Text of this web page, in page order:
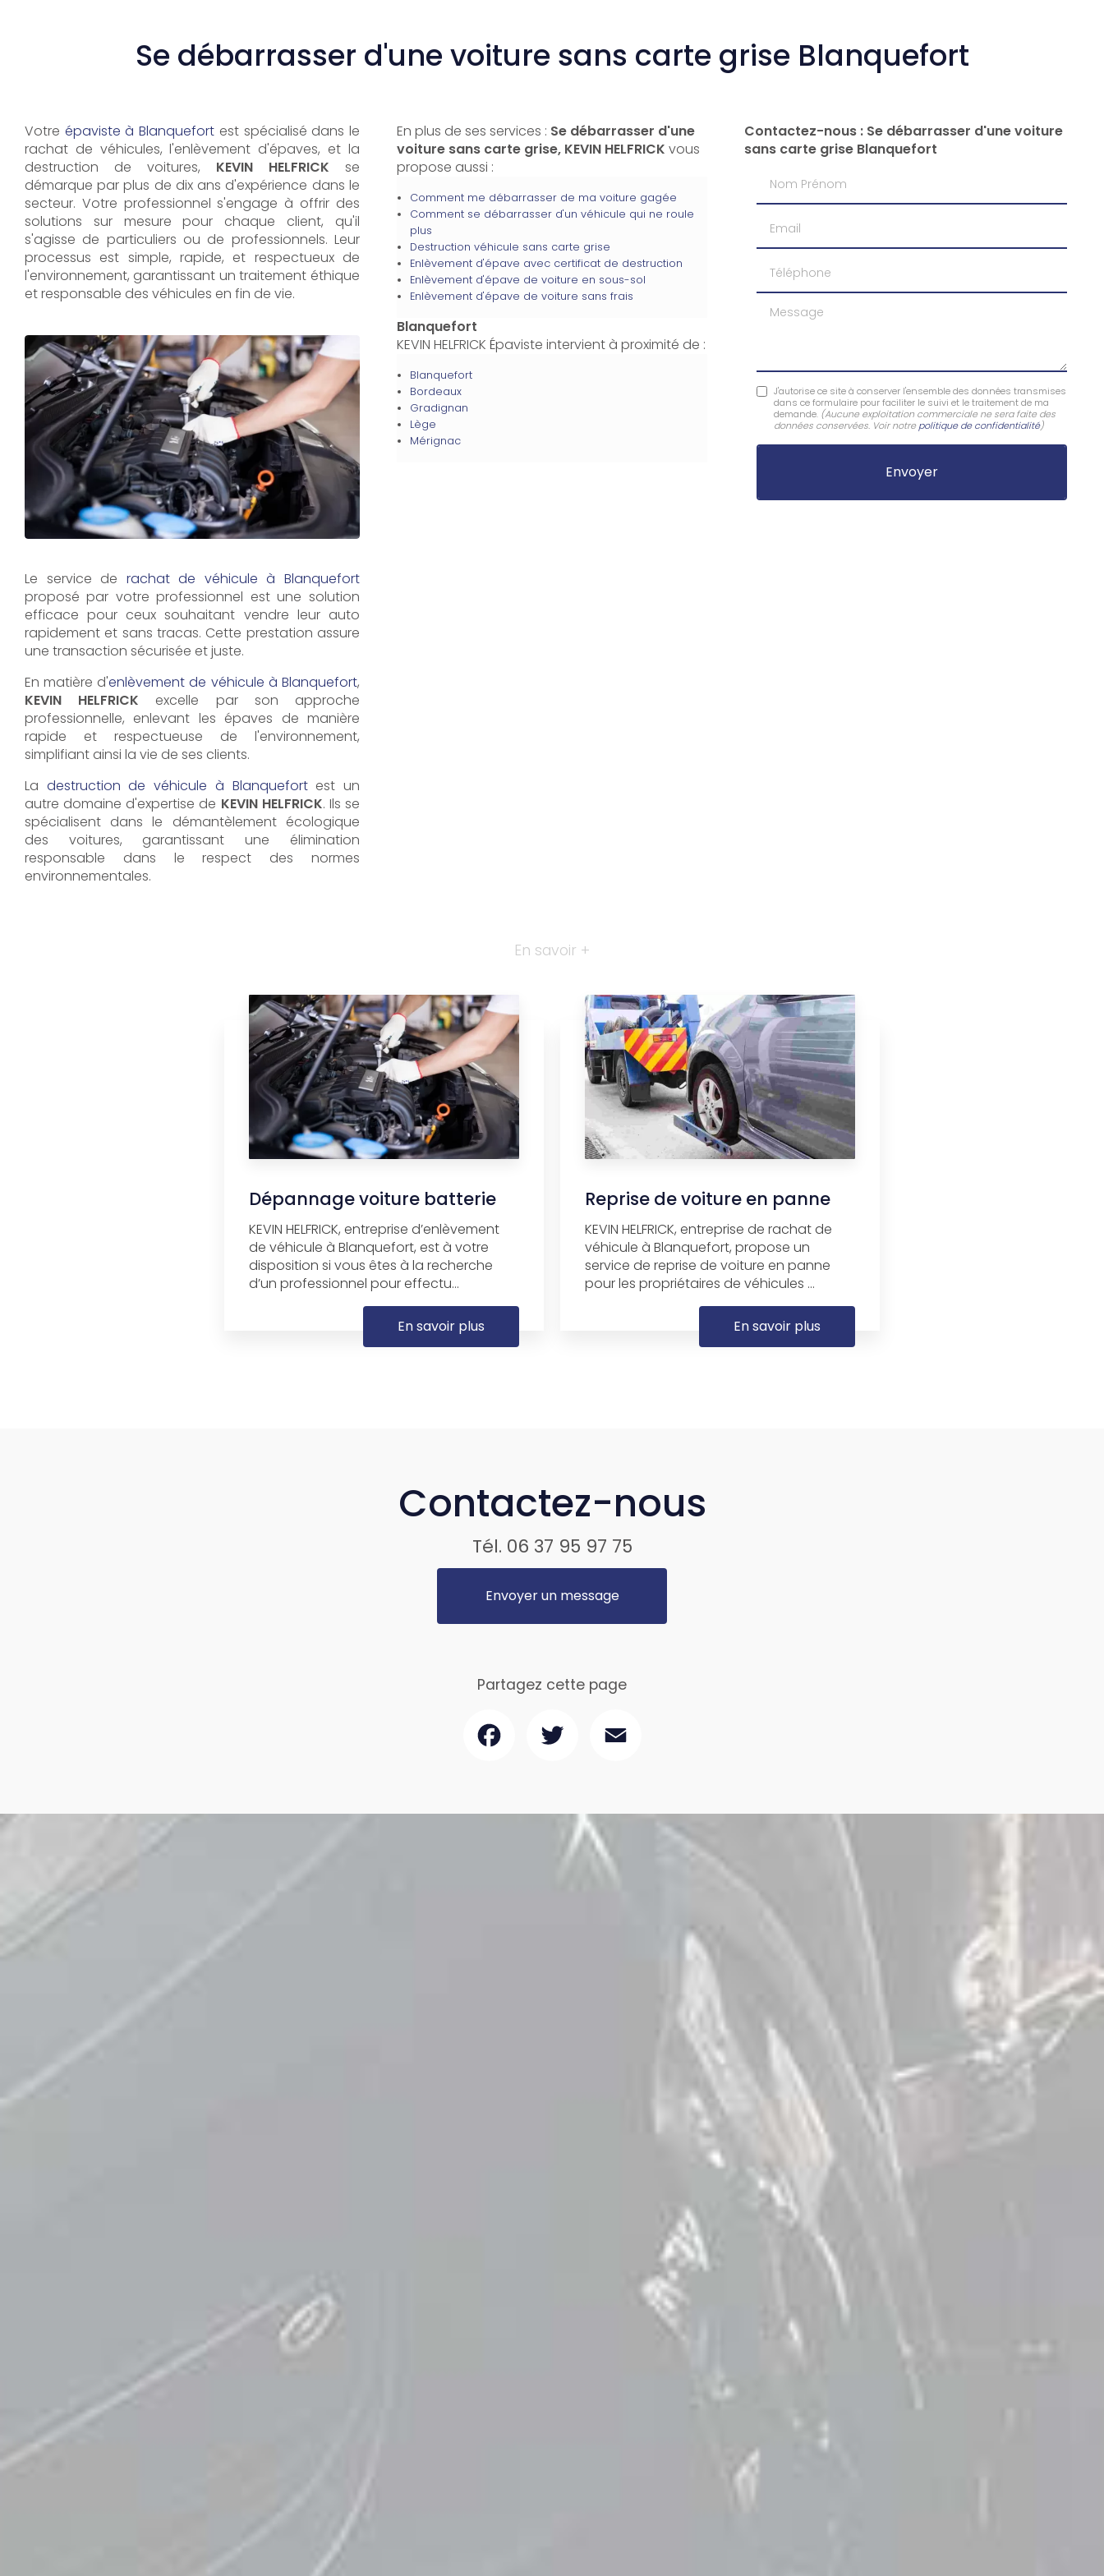
Se débarrasser d'une voiture sans carte grise Blanquefort
Votre épaviste à Blanquefort est spécialisé dans le
rachat de véhicules, l'enlèvement d'épaves, et la
destruction de voitures, KEVIN HELFRICK se
démarque par plus de dix ans d'expérience dans le
secteur. Votre professionnel s'engage à offrir des
solutions sur mesure pour chaque client, qu'il
s'agisse de particuliers ou de professionnels. Leur
processus est simple, rapide, et respectueux de
l'environnement, garantissant un traitement éthique
et responsable des véhicules en fin de vie.
Le service de rachat de véhicule à Blanquefort
proposé par votre professionnel est une solution
efficace pour ceux souhaitant vendre leur auto
rapidement et sans tracas. Cette prestation assure
une transaction sécurisée et juste.
En matière d'enlèvement de véhicule à Blanquefort,
KEVIN HELFRICK excelle par son approche
professionnelle, enlevant les épaves de manière
rapide et respectueuse de l'environnement,
simplifiant ainsi la vie de ses clients.
La destruction de véhicule à Blanquefortest un
autre domaine d'expertise de KEVIN HELFRICK. Ils se
spécialisent dans le démantèlement écologique
des voitures, garantissant une élimination
responsable dans le respect des normes
environnementales.
En plus de ses services : Se débarrasser d'une
voiture sans carte grise, KEVIN HELFRICK vous
propose aussi :
Comment me débarrasser de ma voiture gagée
Comment se débarrasser d'un véhicule qui ne roule
plus
Destruction véhicule sans carte grise
Enlèvement d'épave avec certificat de destruction
Enlèvement d'épave de voiture en sous-sol
Enlèvement d'épave de voiture sans frais
Blanquefort
KEVIN HELFRICK Épaviste intervient à proximité de :
Blanquefort
Bordeaux
Gradignan
Lège
Mérignac
Contactez-nous : Se débarrasser d'une voiture
sans carte grise Blanquefort
Nom Prénom
Téléphone
Message
J'autorise ce site à conserver l'ensemble des données transmises
dans ce formulaire pour faciliter le suivi et le traitement de ma
demande. (Aucune exploitation commerciale ne sera faite des
données conservées. Voir notre politique de confidentialité)
En savoir +
Dépannage voiture batterie
KEVIN HELFRICK, entreprise d’enlèvement
de véhicule à Blanquefort, est à votre
disposition si vous êtes à la recherche
d’un professionnel pour effectu...
En savoir plus
Reprise de voiture en panne
KEVIN HELFRICK, entreprise de rachat de
véhicule à Blanquefort, propose un
service de reprise de voiture en panne
pour les propriétaires de véhicules ...
En savoir plus
Contactez-nous
Tél. 06 37 95 97 75
Envoyer un message
Partagez cette page